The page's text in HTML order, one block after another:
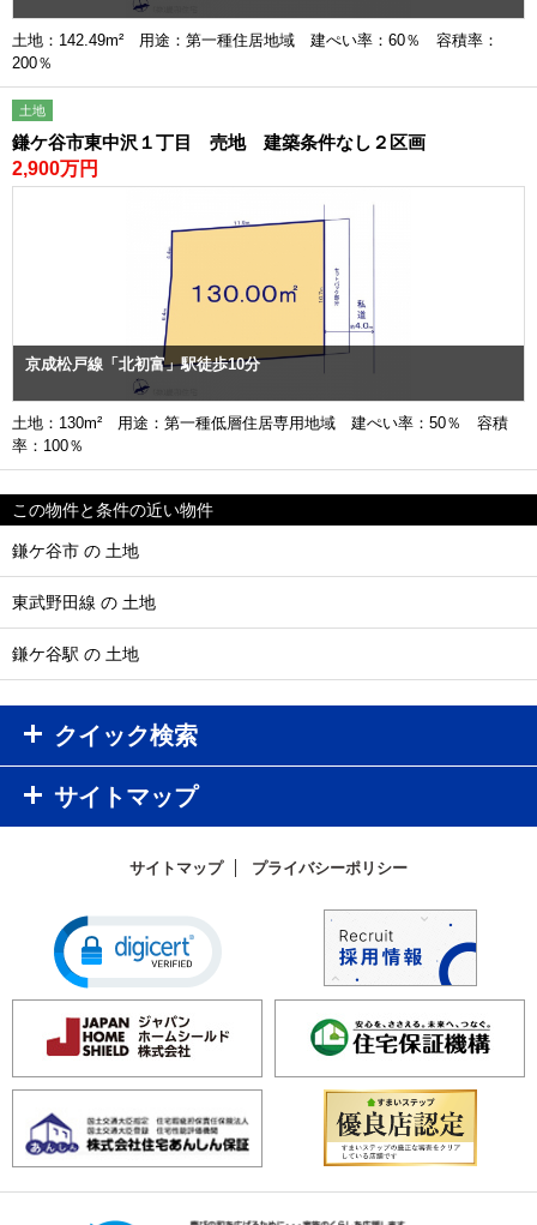
土地：142.49m² 用途：第一種住居地域 建ぺい率：60％ 容積率：
200％
土地
鎌ケ谷市東中沢１丁目 売地 建築条件なし２区画
2,900万円
京成松戸線「北初富」駅徒歩10分
土地：130m² 用途：第一種低層住居専用地域 建ぺい率：50％ 容積
率：100％
この物件と条件の近い物件
鎌ケ谷市 の 土地
東武野田線 の 土地
鎌ケ谷駅 の 土地
クイック検索
サイトマップ
サイトマップ プライバシーポリシー